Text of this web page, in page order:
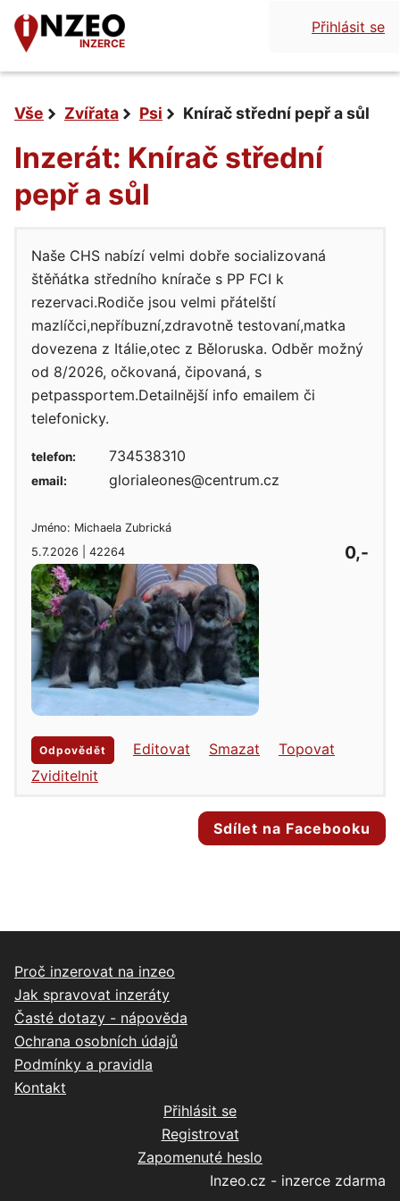
INZERCE
Přihlásit se
Vše Zvířata Psi Knírač střední pepř a sůl
Inzerát: Knírač střední
pepř a sůl
Naše CHS nabízí velmi dobře socializovaná
štěňátka středního knírače s PP FCI k
rezervaci.Rodiče jsou velmi přátelští
mazlíčci,nepříbuzní,zdravotně testovaní,matka
dovezena z Itálie,otec z Běloruska. Odběr možný
od 8/2026, očkovaná, čipovaná, s
petpassportem.Detailnější info emailem či
telefonicky.
Jméno: Michaela Zubrická
5.7.2026 | 42264
0,-
telefon: 734538310
email: glorialeones@centrum.cz
Odpovědět Editovat Smazat
Topovat
Zviditelnit
Sdílet na Facebooku
Proč inzerovat na inzeo
Jak spravovat inzeráty
Časté dotazy - nápověda
Ochrana osobních údajů
Podmínky a pravidla
Kontakt
Přihlásit se
Registrovat
Zapomenuté heslo
Inzeo.cz - inzerce zdarma